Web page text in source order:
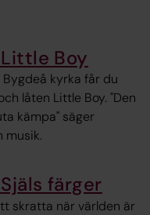
Boy
kyrka får du
låten Little Boy. "Den
kämpa" säger
musik.
färger
skratta när världen är